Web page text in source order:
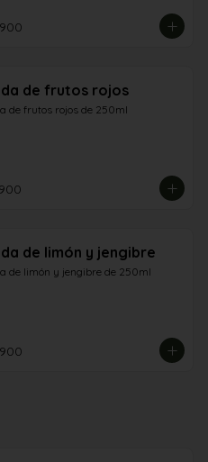
de frutos rojos
de frutos rojos de 250ml
de limón y jengibre
de limón y jengibre de 250ml